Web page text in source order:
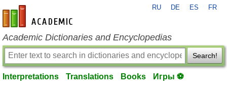
en-academic.com
RU DE ES FR
Academic Dictionaries and Encyclopedias
Search!
Interpretations Translations Books Игры ⚽